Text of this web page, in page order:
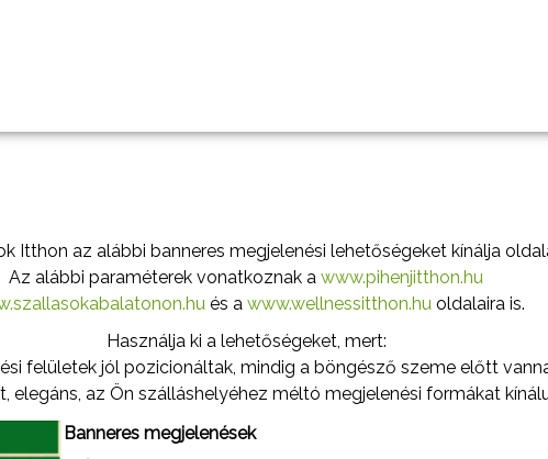
Itthon az alábbi banneres megjelenési lehetőségeket kínálja
Az alábbi paraméterek vonatkoznak a www.pihenjitthon.hu
és a www.wellnessitthon.huoldalaira is.
Használja ki a lehetőségeket, mert:
felületek jól pozicionáltak, mindig a böngésző szeme előtt
elegáns, az Ön szálláshelyéhez méltó megjelenési formákat
Banneres megjelenések